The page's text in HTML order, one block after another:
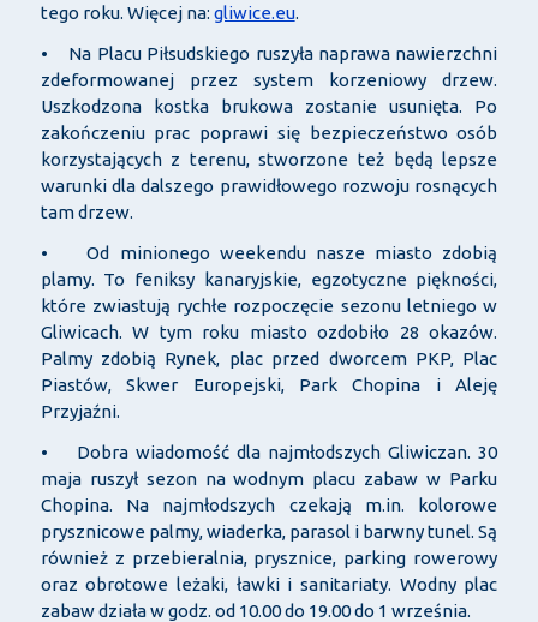
tego roku. Więcej na: gliwice.eu.
• Na Placu Piłsudskiego ruszyła naprawa nawierzchni
zdeformowanej przez system korzeniowy drzew.
Uszkodzona kostka brukowa zostanie usunięta. Po
zakończeniu prac poprawi się bezpieczeństwo osób
korzystających z terenu, stworzone też będą lepsze
warunki dla dalszego prawidłowego rozwoju rosnących
tam drzew.
• Od minionego weekendu nasze miasto zdobią
plamy. To feniksy kanaryjskie, egzotyczne piękności,
które zwiastują rychłe rozpoczęcie sezonu letniego w
Gliwicach. W tym roku miasto ozdobiło 28 okazów.
Palmy zdobią Rynek, plac przed dworcem PKP, Plac
Piastów, Skwer Europejski, Park Chopina i Aleję
Przyjaźni.
• Dobra wiadomość dla najmłodszych Gliwiczan. 30
maja ruszył sezon na wodnym placu zabaw w Parku
Chopina. Na najmłodszych czekają m.in. kolorowe
prysznicowe palmy, wiaderka, parasol i barwny tunel. Są
również z przebieralnia, prysznice, parking rowerowy
oraz obrotowe leżaki, ławki i sanitariaty. Wodny plac
zabaw działa w godz. od 10.00 do 19.00 do 1 września.